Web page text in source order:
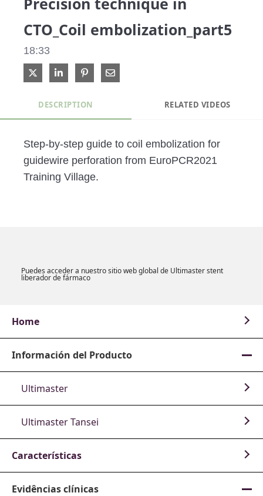
a
V
d
e
CTO_Coil embolization_part5
18:33
Share on X
Share on LinkedIn
Pin on Pinterest
Share via Email
DESCRIPTION RELATED VIDEOS
Step-by-step guide to coil embolization for
guidewire perforation from EuroPCR2021
Training Village.
Puedes acceder a nuestro sitio web global de Ultimaster stent
liberador de fármaco
Home
Información del Producto
Ultimaster
Ultimaster Tansei
Características
Evidências clínicas